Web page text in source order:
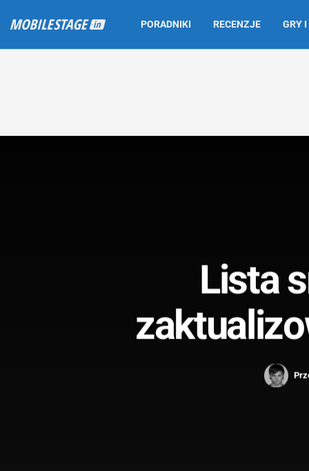
PORADNIKI RECENZJE GRY
Lista